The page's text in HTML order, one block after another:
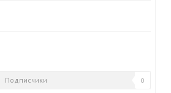
Подписчики 0